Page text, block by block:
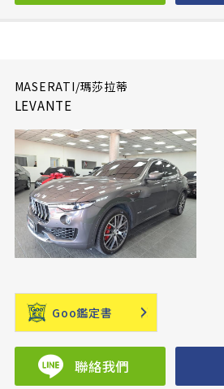
MASERATI/瑪莎拉蒂
LEVANTE
Goo鑑定書
聯絡我們